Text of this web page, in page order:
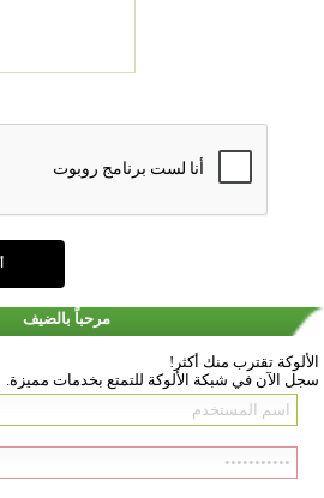
مرحباً بالضيف
الألوكة تقترب منك أكثر!
سجل الآن في شبكة الألوكة للتمتع بخدمات مميزة.